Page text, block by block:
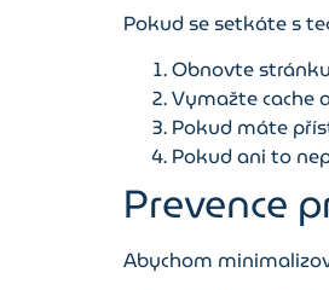
Pokud se setkáte s
Obnovte
Vymažte cache
Pokud máte
Pokud ani to
Prevence
Abychom